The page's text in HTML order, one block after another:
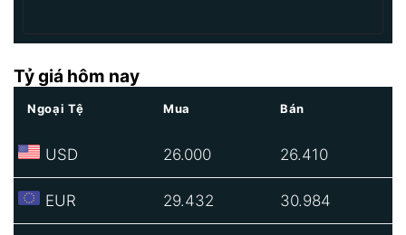
Tỷ giá hôm nay
Ngoại Tệ Mua Bán
USD 26.000 26.410
EUR 29.432 30.984